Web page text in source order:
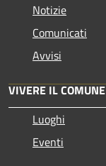
Notizie
Comunicati
Avvisi
VIVERE IL COMUNE
Luoghi
Eventi